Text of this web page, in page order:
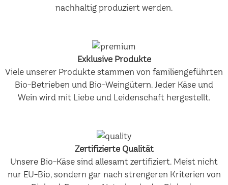
nachhaltig produziert werden.
Exklusive Produkte
Viele unserer Produkte stammen von familiengeführten
Bio-Betrieben und Bio-Weingütern. Jeder Käse und
Wein wird mit Liebe und Leidenschaft hergestellt.
Zertifizierte Qualität
Unsere Bio-Käse sind allesamt zertifiziert. Meist nicht
nur EU-Bio, sondern gar nach strengeren Kriterien von